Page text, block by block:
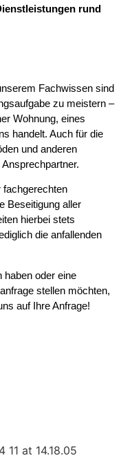
rund
Fachwissen sind
zu meistern –
Wohnung, eines
handelt. Auch für die
und anderen
fachgerechten
Beseitigung aller
hierbei stets
die anfallenden
haben oder eine
stellen möchten,
auf Ihre Anfrage!